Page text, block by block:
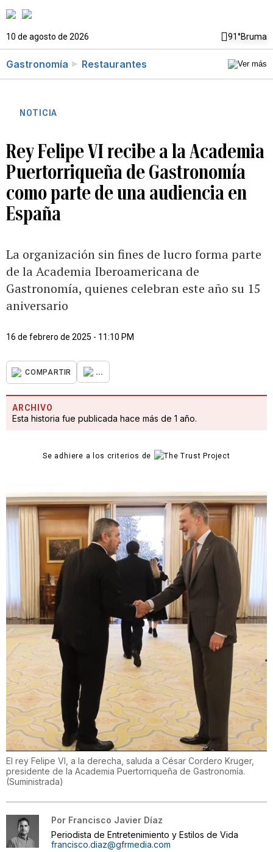
10 de agosto de 2026 91°Bruma
Gastronomía Restaurantes
NOTICIA
Rey Felipe VI recibe a la Academia
Puertorriqueña de Gastronomía
como parte de una audiencia en
España
La organización sin fines de lucro forma parte
de la Academia Iberoamericana de
Gastronomía, quienes celebran este año su 15
aniversario
16 de febrero de 2025 - 11:10 PM
COMPARTIR ...
ARCHIVO
Esta historia fue publicada hace más de 1 año.
Se adhiere a los criterios de
El rey Felipe VI, a la derecha, saluda a César Cordero Kruger,
presidente de la Academia Puertorriqueña de Gastronomía.
(Suministrada)
Por Francisco Javier Díaz
Periodista de Entretenimiento y Estilos de Vida
francisco.diaz@gfrmedia.com